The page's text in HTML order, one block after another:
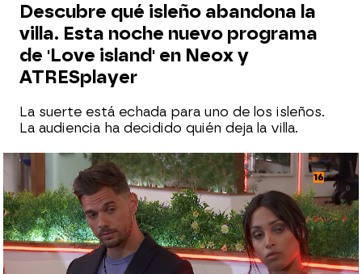
Descubre qué isleño abandona la
villa. Esta noche nuevo programa
de 'Love island' en Neox y
ATRESplayer
La suerte está echada para uno de los isleños.
La audiencia ha decidido quién deja la villa.